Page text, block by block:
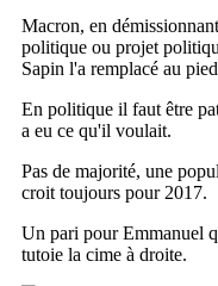
Macron, en
politique ou projet
Sapin l'a remplacé au
En politique il faut être
a eu ce qu'il voulait.
Pas de majorité, une
croit toujours pour 2017.
Un pari pour Emmanuel
tutoie la cime à droite.